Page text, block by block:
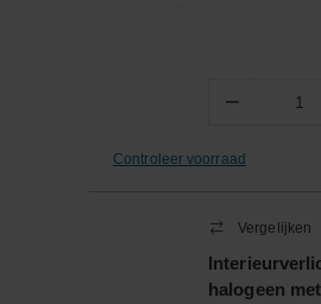
− Aantal
Controleer voorraad
Vergelijken
halogeen